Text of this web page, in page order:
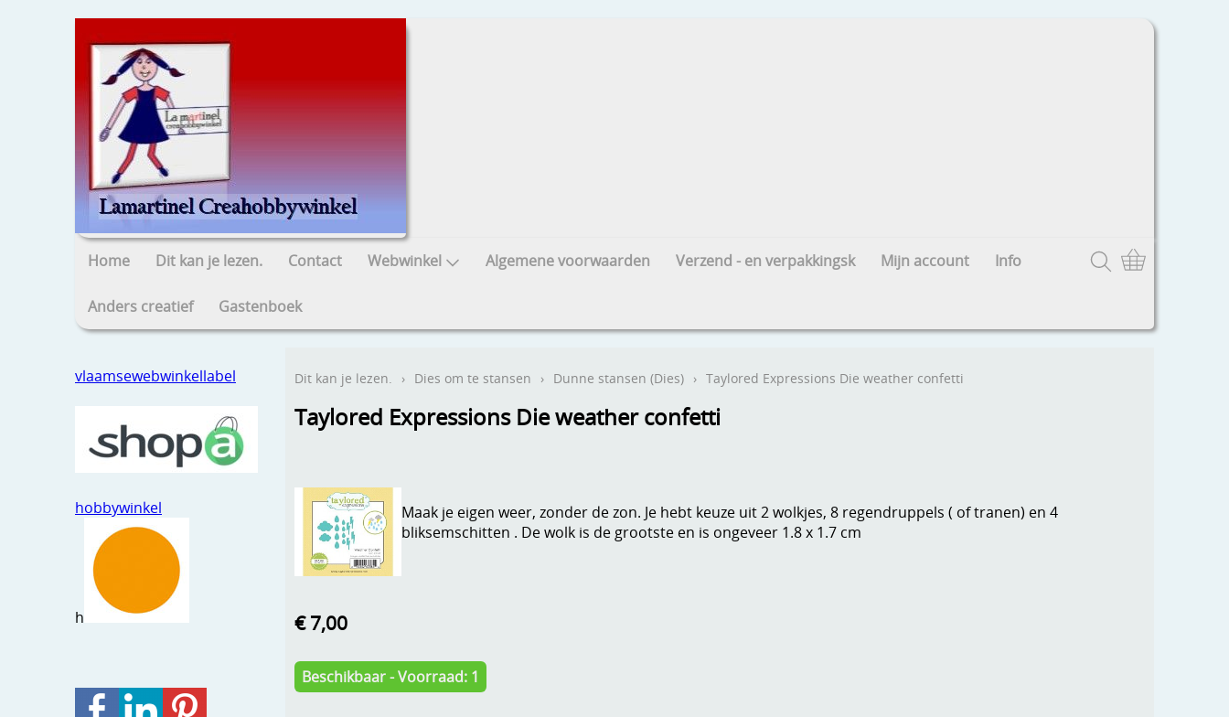
Home Dit kan je lezen. Contact Webwinkel Algemene voorwaarden Verzend - en verpakkingsk Mijn account Info
Anders creatief Gastenboek
vlaamsewebwinkellabel
hobbywinkel
h
Dit kan je lezen. › Dies om te stansen › Dunne stansen (Dies) › Taylored Expressions Die weather confetti
Taylored Expressions Die weather confetti
Maak je eigen weer, zonder de zon. Je hebt keuze uit 2 wolkjes, 8 regendruppels ( of tranen) en 4
bliksemschitten . De wolk is de grootste en is ongeveer 1.8 x 1.7 cm
€ 7,00
Beschikbaar - Voorraad: 1